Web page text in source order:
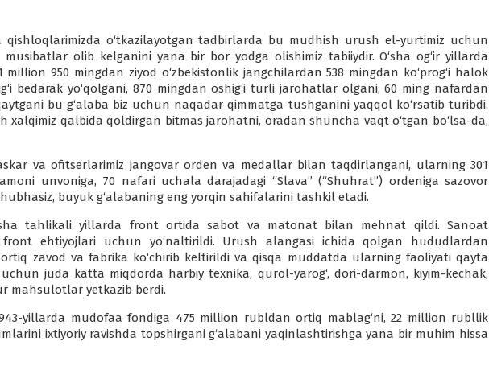
o‘tkazilayotgan tadbirlarda bu mudhish urush el-yurtimiz uchun
olib kelganini yana bir bor yodga olishimiz tabiiydir. O‘sha og‘ir yillarda
950 mingdan ziyod o‘zbekistonlik jangchilardan 538 mingdan ko‘prog‘i halok
bedarak yo‘qolgani, 870 mingdan oshig‘i turli jarohatlar olgani, 60 ming nafardan
bu g‘alaba biz uchun naqadar qimmatga tushganini yaqqol ko‘rsatib turibdi.
xalqimiz qalbida qoldirgan bitmas jarohatni, oradan shuncha vaqt o‘tgan bo‘lsa-da,
va ofitserlarimiz jangovar orden va medallar bilan taqdirlangani, ularning 301
unvoniga, 70 nafari uchala darajadagi “Slava” (“Shuhrat”) ordeniga sazovor
buyuk g‘alabaning eng yorqin sahifalarini tashkil etadi.
tahlikali yillarda front ortida sabot va matonat bilan mehnat qildi. Sanoat
ehtiyojlari uchun yo‘naltirildi. Urush alangasi ichida qolgan hududlardan
zavod va fabrika ko‘chirib keltirildi va qisqa muddatda ularning faoliyati qayta
juda katta miqdorda harbiy texnika, qurol-yarog‘, dori-darmon, kiyim-kechak,
mahsulotlar yetkazib berdi.
yillarda mudofaa fondiga 475 million rubldan ortiq mablag‘ni, 22 million rubllik
ixtiyoriy ravishda topshirgani g‘alabani yaqinlashtirishga yana bir muhim hissa